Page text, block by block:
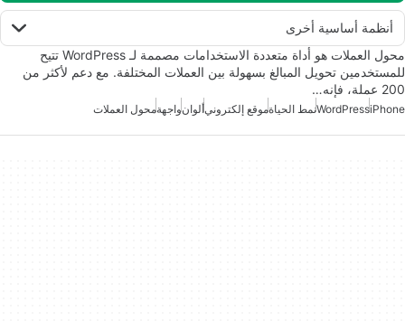
أنظمة أساسية أخرى
محول العملات هو أداة متعددة الاستخدامات مصممة لـ WordPress تتيح
للمستخدمين تحويل المبالغ بسهولة بين العملات المختلفة. مع دعم لأكثر من
200 عملة، فإنه…
iPhone
WordPressنمط الحياةموقع إلكترونيألوانواجهةمحول العملات